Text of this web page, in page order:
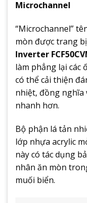
Microchannel
“Microchannel”
mòn được trang
Inverter
làm phẳng lại các
có thể cải thiện
nhiệt, đồng nghĩa
nhanh hơn.
Bộ phận lá tản
lớp nhựa acrylic
này có tác dụng
nhân ăn mòn
muối biển.